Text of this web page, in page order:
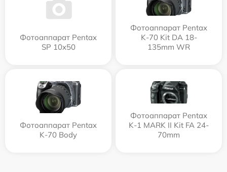
Фотоаппарат Pentax
SP 10x50
Фотоаппарат Pentax
K-70 Kit DA 18-
135mm WR
Фотоаппарат Pentax
K-70 Body
Фотоаппарат Pentax
K-1 MARK II Kit FA 24-
70mm